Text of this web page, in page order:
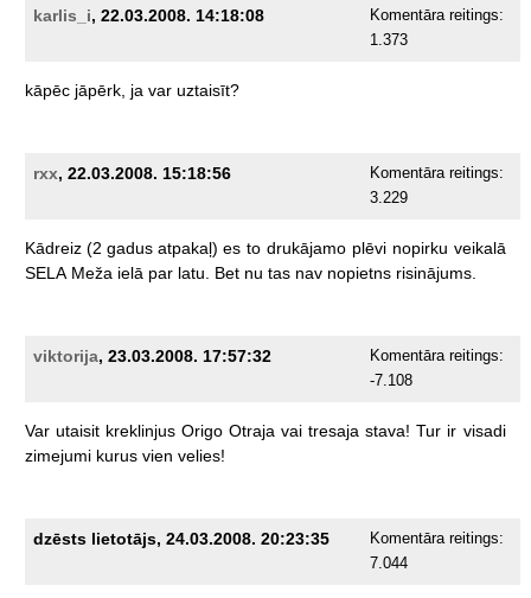
karlis_i, 22.03.2008. 14:18:08
Komentāra reitings:
1.373
kāpēc jāpērk, ja var uztaisīt?
rxx, 22.03.2008. 15:18:56
Komentāra reitings:
3.229
Kādreiz (2 gadus atpakaļ) es to drukājamo plēvi nopirku veikalā
SELA Meža ielā par latu. Bet nu tas nav nopietns risinājums.
viktorija, 23.03.2008. 17:57:32
Komentāra reitings:
-7.108
Var utaisit kreklinjus Origo Otraja vai tresaja stava! Tur ir visadi
zimejumi kurus vien velies!
dzēsts lietotājs, 24.03.2008. 20:23:35
Komentāra reitings:
7.044